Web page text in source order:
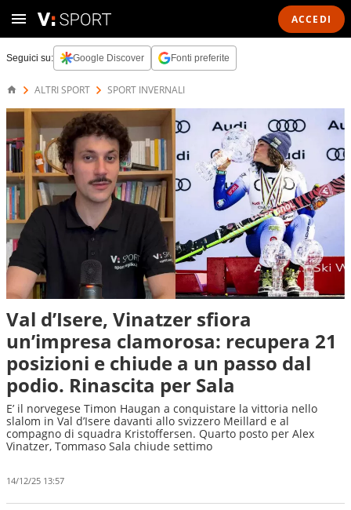
ACCEDI
Seguici su: Google Discover Fonti preferite
ALTRI SPORT SPORT INVERNALI
Val d’Isere, Vinatzer sfiora
un’impresa clamorosa: recupera 21
posizioni e chiude a un passo dal
podio. Rinascita per Sala
E’ il norvegese Timon Haugan a conquistare la vittoria nello
slalom in Val d’Isere davanti allo svizzero Meillard e al
compagno di squadra Kristoffersen. Quarto posto per Alex
Vinatzer, Tommaso Sala chiude settimo
14/12/25 13:57